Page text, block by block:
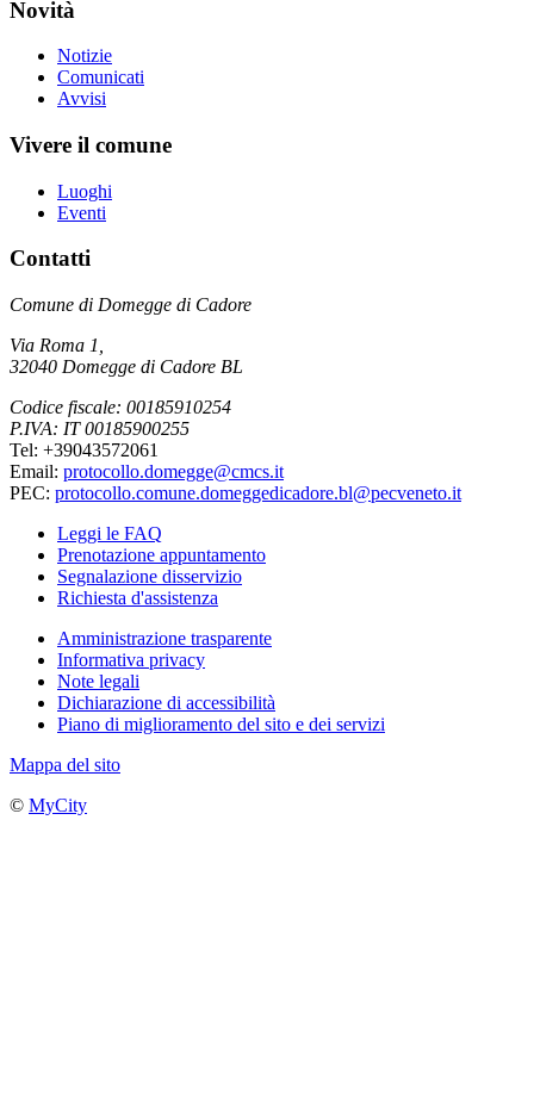
Novità
Notizie
Comunicati
Avvisi
Vivere il comune
Luoghi
Eventi
Contatti
Comune di Domegge di Cadore
Via Roma 1,
32040 Domegge di Cadore BL
Codice fiscale: 00185910254
P.IVA: IT 00185900255
Tel: +39043572061
Email: protocollo.domegge@cmcs.it
PEC: protocollo.comune.domeggedicadore.bl@pecveneto.it
Leggi le FAQ
Prenotazione appuntamento
Segnalazione disservizio
Richiesta d'assistenza
Amministrazione trasparente
Informativa privacy
Note legali
Dichiarazione di accessibilità
Piano di miglioramento del sito e dei servizi
Mappa del sito
© MyCity